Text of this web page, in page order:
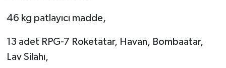
46 kg patlayıcı madde,
13 adet RPG-7 Roketatar, Havan, Bombaatar,
Lav Silahı,